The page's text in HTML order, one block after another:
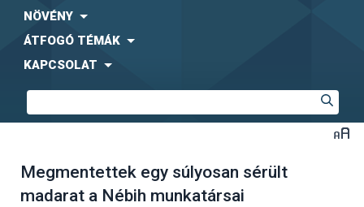
NÖVÉNY
ÁTFOGÓ TÉMÁK
KAPCSOLAT
Megmentettek egy súlyosan sérült
madarat a Nébih munkatársai